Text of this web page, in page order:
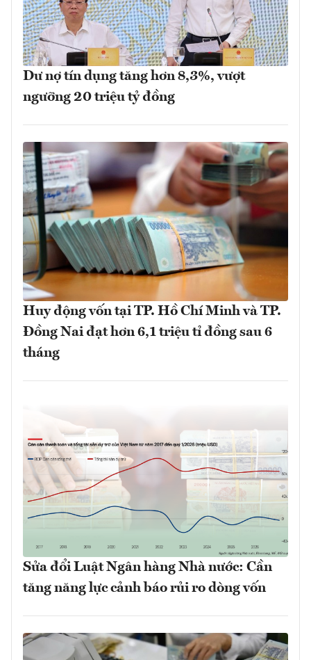
Dư nợ tín dụng tăng hơn 8,3%, vượt
ngưỡng 20 triệu tỷ đồng
Huy động vốn tại TP. Hồ Chí Minh và TP.
Đồng Nai đạt hơn 6,1 triệu tỉ đồng sau 6
tháng
Sửa đổi Luật Ngân hàng Nhà nước: Cần
tăng năng lực cảnh báo rủi ro dòng vốn